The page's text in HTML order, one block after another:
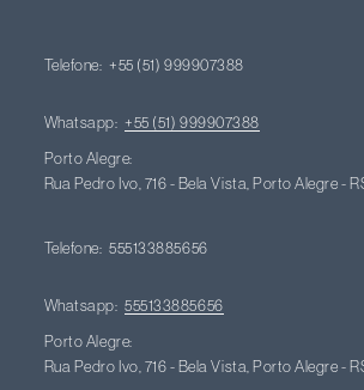
Telefone: +55 (51) 999907388
Whatsapp: +55 (51) 999907388
Porto Alegre:
Rua Pedro Ivo, 716 - Bela Vista, Porto Alegre -
Telefone: 555133885656
Whatsapp: 555133885656
Porto Alegre:
Rua Pedro Ivo, 716 - Bela Vista, Porto Alegre -